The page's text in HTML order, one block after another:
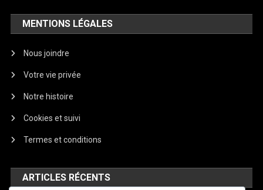
MENTIONS LÉGALES
Nous joindre
Votre vie privée
Notre histoire
Cookies et suivi
Termes et conditions
ARTICLES RÉCENTS